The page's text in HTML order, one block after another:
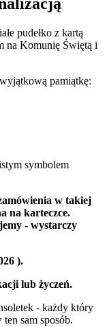
pudełko z kartą
na Komunię Świętą i
pamiątkę:
symbolem
w takiej
na karteczce.
- wystarczy
).
lub życzeń.
- każdy który
sam sposób.